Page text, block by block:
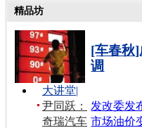
精品坊
[车春秋
调
发改委发
市场油价
大讲堂|
尹同跃：
奇瑞汽车